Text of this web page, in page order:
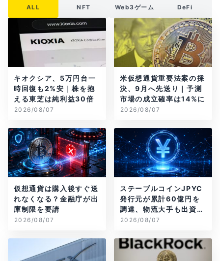
ALL NFT Web3ゲーム DeFi
キオクシア、5万円台一
時回復も2%安｜株を抱
える東芝は純利益30倍
2026/08/07
米仮想通貨重要法案の採
決、9月へ先送り｜予測
市場の成立確率は14%に
2026/08/07
仮想通貨は購入後すぐ送
れなくなる？金融庁が出
庫制限を要請
2026/08/07
ステーブルコインJPYC
発行元が累計60億円を
調達、物流大手も出資参
画
2026/08/07